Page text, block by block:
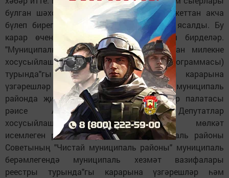
булган шәхси хуҗалыкларга җирле бюджеттан акча
бүлеп биреп булышырга дигән тәкъдим ясалды. Бу
карар өчен депутатлар бердәм тавыш бирделәр.
"Муниципаль берәмлек мөлкәтендә булган милекне
хосусыйлаштыруның прогноз планы (программасы)
турында"гы муниципаль район Советы карарына
үзгәрешләр һәм өстәмәләр кертү турында муниципаль
районда җир һәм мөлкәти мөнәсәбәтләр палатасы
рәисе А.Сахарова сөйләде. Депутатлар
хосусыйлаштыруга планлаштырылган мөлкәт
исемлеген расладылар. Чистай муниципаль районы
Советының "Чистай муниципаль районы" муниципаль
берәмлегендә муниципаль хезмәт вазифалары
реестры турында"гы карарына үзгәрешләр һәм